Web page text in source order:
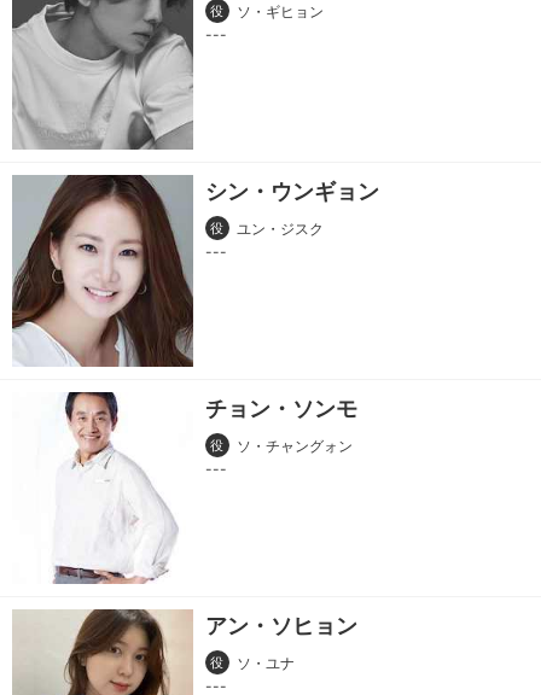
役 ソ・ギヒョン
シン・ウンギョン
役 ユン・ジスク
チョン・ソンモ
役 ソ・チャングォン
アン・ソヒョン
役 ソ・ユナ